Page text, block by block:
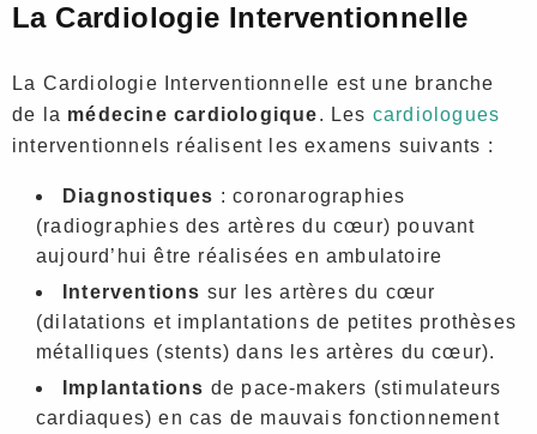
La Cardiologie Interventionnelle
La Cardiologie Interventionnelle est une branche
de la médecine cardiologique. Les cardiologues
interventionnels réalisent les examens suivants :
Diagnostiques : coronarographies
(radiographies des artères du cœur) pouvant
aujourd’hui être réalisées en ambulatoire
Interventions sur les artères du cœur
(dilatations et implantations de petites prothèses
métalliques (stents) dans les artères du cœur).
Implantations de pace-makers (stimulateurs
cardiaques) en cas de mauvais fonctionnement